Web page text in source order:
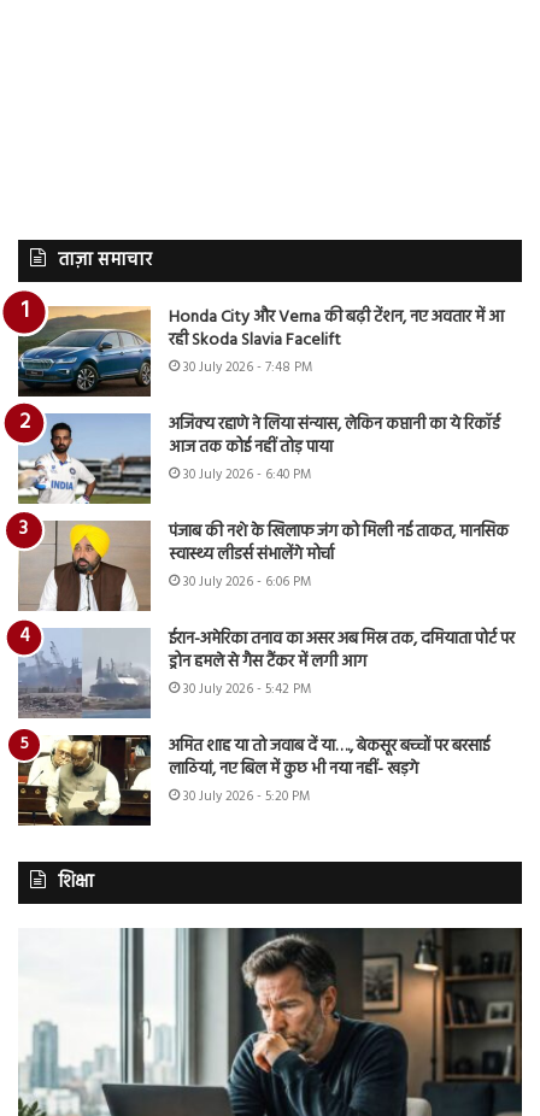
ताज़ा समाचार
Honda City और Verna की बढ़ी टेंशन, नए अवतार में आ
रही Skoda Slavia Facelift
30 July 2026 - 7:48 PM
अजिंक्य रहाणे ने लिया संन्यास, लेकिन कप्तानी का ये रिकॉर्ड
आज तक कोई नहीं तोड़ पाया
30 July 2026 - 6:40 PM
पंजाब की नशे के खिलाफ जंग को मिली नई ताकत, मानसिक
स्वास्थ्य लीडर्स संभालेंगे मोर्चा
30 July 2026 - 6:06 PM
ईरान-अमेरिका तनाव का असर अब मिस्र तक, दमियाता पोर्ट पर
ड्रोन हमले से गैस टैंकर में लगी आग
30 July 2026 - 5:42 PM
अमित शाह या तो जवाब दें या…., बेकसूर बच्चों पर बरसाई
लाठियां, नए बिल में कुछ भी नया नहीं- खड़गे
30 July 2026 - 5:20 PM
शिक्षा